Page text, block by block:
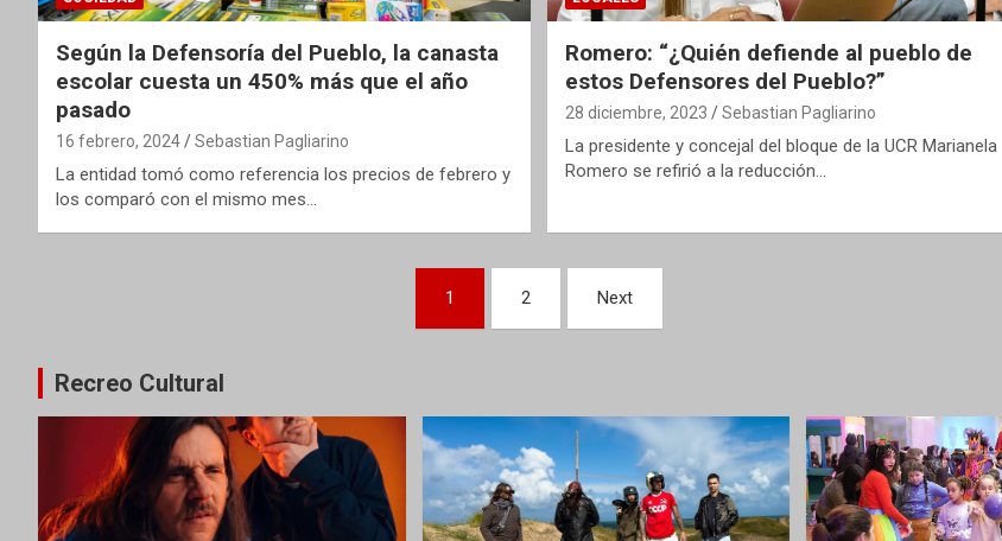
Según la Defensoría del Pueblo, la canasta
escolar cuesta un 450% más que el año
pasado
16 febrero, 2024 Sebastian Pagliarino
La entidad tomó como referencia los precios de febrero y
los comparó con el mismo mes…
Romero: “¿Quién defiende al pueblo de
estos Defensores del Pueblo?”
28 diciembre, 2023 Sebastian Pagliarino
La presidente y concejal del bloque de la UCR Marianela
Romero se refirió a la reducción…
entradas
1 2 Next
Recreo Cultural